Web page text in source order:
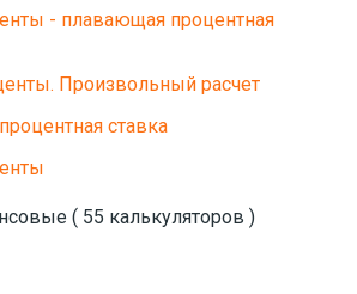
- плавающая процентная
Произвольный расчет
ставка
( 55 калькуляторов )